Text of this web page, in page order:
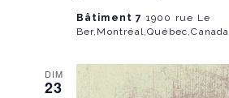
Bâtiment 7 1900 rue Le
Ber,Montréal,Québec,Canada
DIM
23